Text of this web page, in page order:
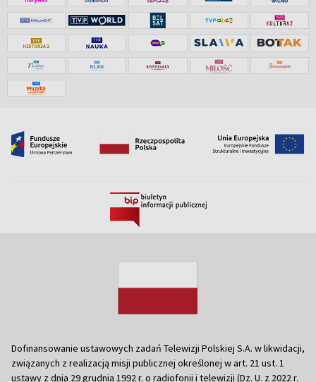
Dofinansowanie ustawowych zadań Telewizji Polskiej S.A. w likwidacji,
związanych z realizacją misji publicznej określonej w art. 21 ust. 1
ustawy z dnia 29 grudnia 1992 r. o radiofonii i telewizji (Dz. U. z 2022 r.